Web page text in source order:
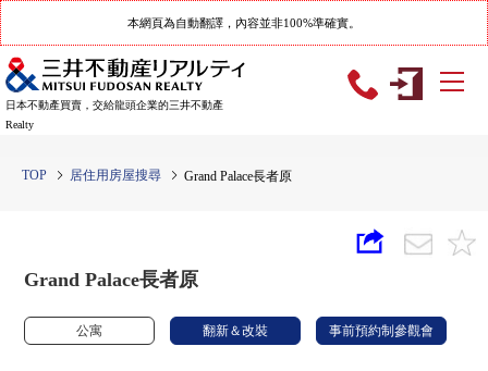
本網頁為自動翻譯，內容並非100%準確實。
日本不動產買賣，交給龍頭企業的三井不動產
Realty
TOP 居住用房屋搜尋 Grand Palace長者原
Grand Palace長者原
公寓 翻新＆改裝 事前預約制參觀會